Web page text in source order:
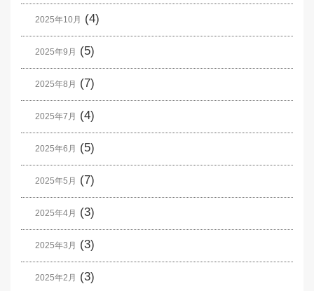
2025年10月 (4)
2025年9月 (5)
2025年8月 (7)
2025年7月 (4)
2025年6月 (5)
2025年5月 (7)
2025年4月 (3)
2025年3月 (3)
2025年2月 (3)